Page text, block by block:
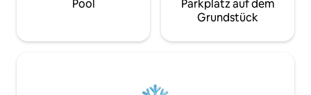
Pool
Parkplatz auf dem
Grundstück